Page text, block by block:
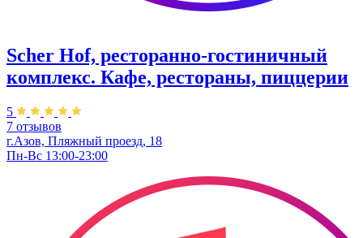
Scher Hof, ресторанно-гостиничный
комплекс. Кафе, рестораны, пиццерии
5
7 отзывов
г.Азов, Пляжный проезд, 18
Пн-Вс 13:00-23:00